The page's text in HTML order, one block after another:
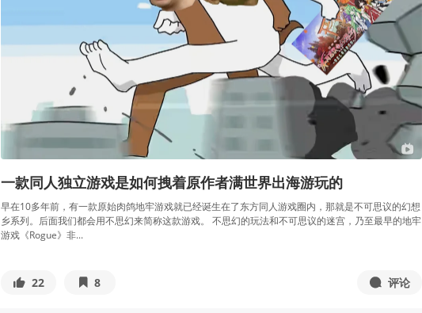
一款同人独立游戏是如何拽着原作者满世界出海游玩的
早在10多年前，有一款原始肉鸽地牢游戏就已经诞生在了东方同人游戏圈内，那就是不可思议的幻想
乡系列。后面我们都会用不思幻来简称这款游戏。 不思幻的玩法和不可思议的迷宫，乃至最早的地牢
游戏《Rogue》非...
22 8 评论